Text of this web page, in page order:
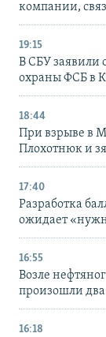
компании,
19:15
В СБУ заявили
охраны ФСБ в
18:44
При взрыве в
Плохотнюк и
17:40
Разработка
ожидает
16:55
Возле
произошли два
16:18